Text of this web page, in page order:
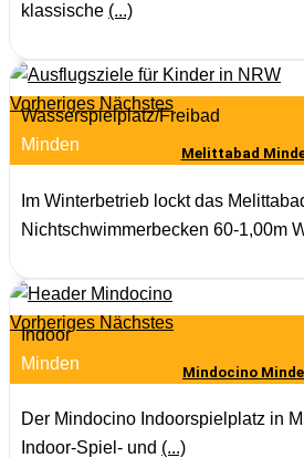
klassische (...)
Vorheriges Nächstes
Wasserspielplatz/Freibad
Minden
Melittabad
Im Winterbetrieb lockt das
Nichtschwimmerbecken 60-1,00m
Vorheriges Nächstes
Indoor
Minden
Mindocino
Der Mindocino Indoorspielplatz in
Indoor-Spiel- und (...)